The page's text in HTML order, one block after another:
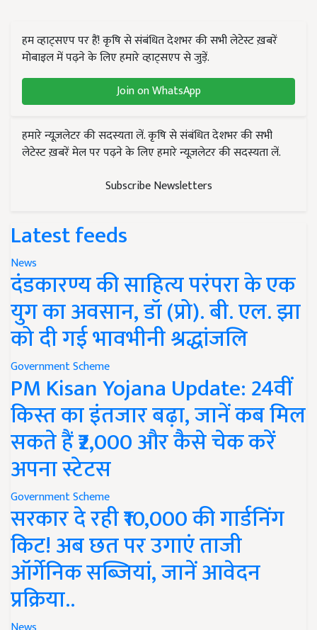
हम व्हाट्सएप पर हैं! कृषि से संबंधित देशभर की सभी लेटेस्ट ख़बरें
मोबाइल में पढ़ने के लिए हमारे व्हाट्सएप से जुड़ें.
Join on WhatsApp
हमारे न्यूज़लेटर की सदस्यता लें. कृषि से संबंधित देशभर की सभी
लेटेस्ट ख़बरें मेल पर पढ़ने के लिए हमारे न्यूज़लेटर की सदस्यता लें.
Subscribe Newsletters
Latest feeds
News
दंडकारण्य की साहित्य परंपरा के एक
युग का अवसान, डॉ (प्रो). बी. एल. झा
को दी गई भावभीनी श्रद्धांजलि
Government Scheme
PM Kisan Yojana Update: 24वीं
किस्त का इंतजार बढ़ा, जानें कब मिल
सकते हैं ₹2,000 और कैसे चेक करें
अपना स्टेटस
Government Scheme
सरकार दे रही ₹10,000 की गार्डनिंग
किट! अब छत पर उगाएं ताजी
ऑर्गेनिक सब्जियां, जानें आवेदन
प्रक्रिया..